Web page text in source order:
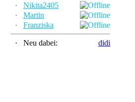
·
Nikita2405
·
Martin
·
Franziska
· Neu dabei: didi